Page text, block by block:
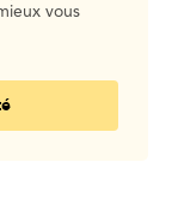
vous